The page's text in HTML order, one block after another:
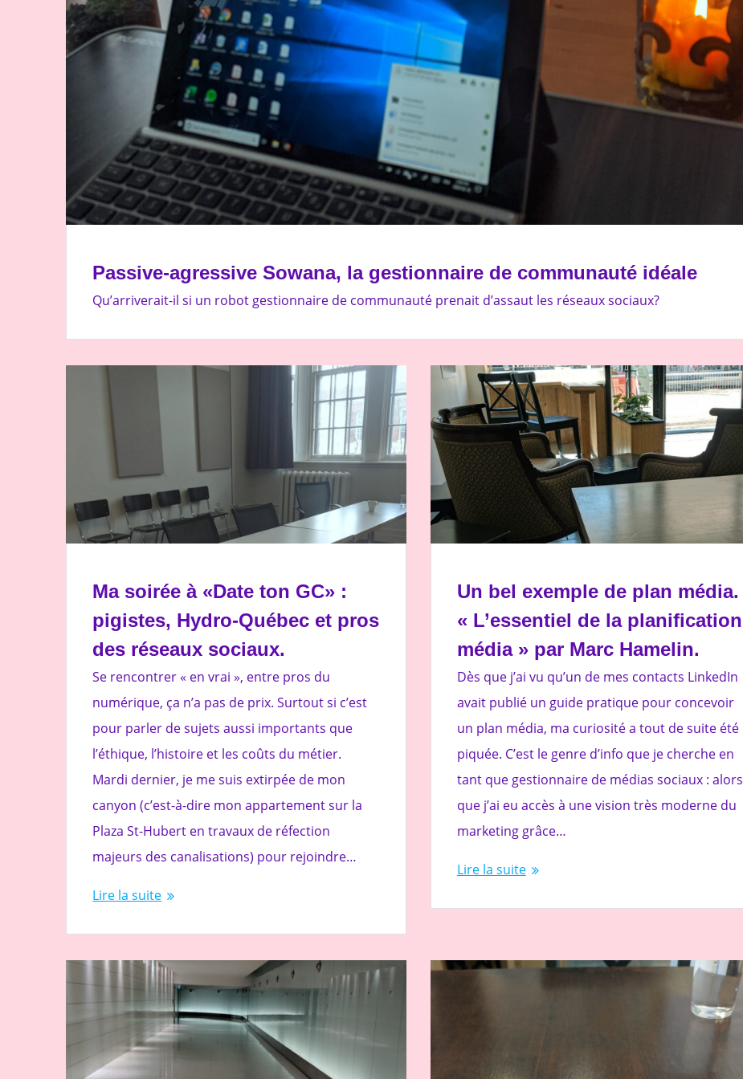
Passive-agressive Sowana, la gestionnaire de communauté idéale
Qu’arriverait-il si un robot gestionnaire de communauté prenait d’assaut les réseaux sociaux?
Ma soirée à «Date ton GC» :
pigistes, Hydro-Québec et pros
des réseaux sociaux.
Se rencontrer « en vrai », entre pros du
numérique, ça n’a pas de prix. Surtout si c’est
pour parler de sujets aussi importants que
l’éthique, l’histoire et les coûts du métier.
Mardi dernier, je me suis extirpée de mon
canyon (c’est-à-dire mon appartement sur la
Plaza St-Hubert en travaux de réfection
majeurs des canalisations) pour rejoindre…
Lire la suite
Un bel exemple de plan média.
« L’essentiel de la planification
média » par Marc Hamelin.
Dès que j’ai vu qu’un de mes contacts LinkedIn
avait publié un guide pratique pour concevoir
un plan média, ma curiosité a tout de suite été
piquée. C’est le genre d’info que je cherche en
tant que gestionnaire de médias sociaux : alors
que j’ai eu accès à une vision très moderne du
marketing grâce…
Lire la suite